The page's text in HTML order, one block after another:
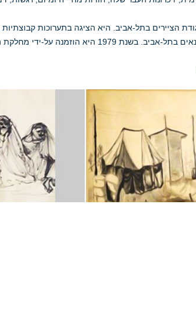
הציירים בתל-אביב. היא הציגה בתערוכות קבוצתיות
הארץ.עבודותיה הוצגו בגלריית אנגל בירושלים, גלריית שינער ובית